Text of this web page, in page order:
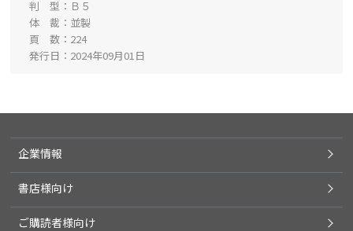
判 型
Ｂ５
体 裁
並製
頁 数
224
発行日
2024年09月01日
企業情報
書店様向け
ご購読者様向け